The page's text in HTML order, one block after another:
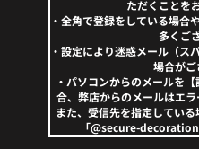
ただくことを
・全角で登録をしている場合
多くご
・設定により迷惑メール（ス
場合がご
・パソコンからのメールを
合、弊店からのメールはエラ
また、受信先を指定してい
「@secure-